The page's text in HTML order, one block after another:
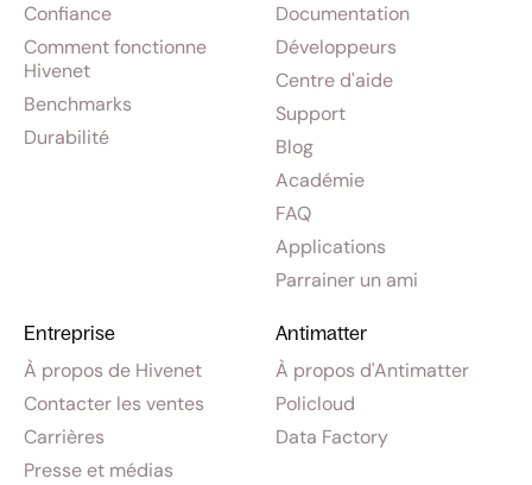
Confiance
Comment fonctionne
Hivenet
Benchmarks
Durabilité
Documentation
Développeurs
Centre d'aide
Support
Blog
Académie
FAQ
Applications
Parrainer un ami
Entreprise
À propos de Hivenet
Contacter les ventes
Carrières
Presse et médias
Antimatter
À propos d'Antimatter
Policloud
Data Factory